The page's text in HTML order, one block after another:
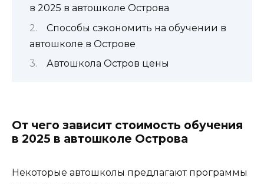
в 2025 в автошколе Острова
Способы сэкономить на обучении в
автошколе в Острове
Автошкола Остров цены
От чего зависит стоимость обучения
в 2025 в автошколе Острова
Некоторые автошколы предлагают программы